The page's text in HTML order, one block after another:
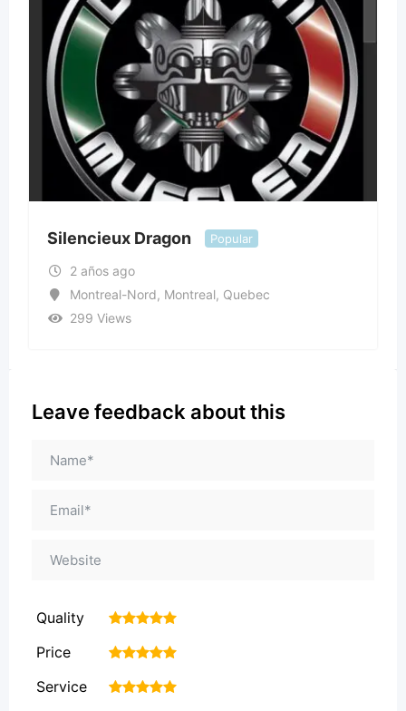
Silencieux Dragon Popular
2 años ago
Montreal-Nord, Montreal, Quebec
299 Views
Leave feedback about this
Quality 5
4
3
2
Price 5
4
3
2
Service 5
4
3
2